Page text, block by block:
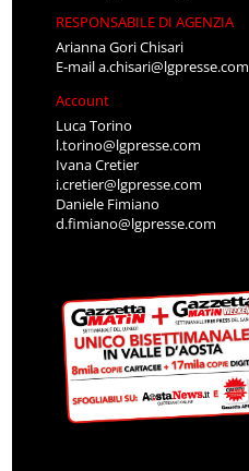
RESPONSABILE DI AGENZIA
Arianna Gori Chisari
E-maila.chisari@lgpresse.com
Account
Luca Torino
l.torino@lgpresse.com
Ivana Cretier
i.cretier@lgpresse.com
Daniele Fimiano
d.fimiano@lgpresse.com